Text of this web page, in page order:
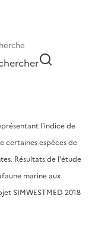
l'indice de
certaines espèces de
Résultats de l'étude
marine aux
SIMWESTMED 2018